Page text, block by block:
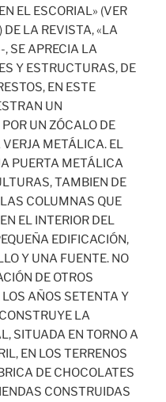
EL ESCORIAL» (VER
LA REVISTA, «LA
SE APRECIA LA
Y ESTRUCTURAS, DE
EN ESTE
UN
UN ZÓCALO DE
METÁLICA. EL
PUERTA METÁLICA
TAMBIEN DE
COLUMNAS QUE
EL INTERIOR DEL
EDIFICACIÓN,
Y UNA FUENTE. NO
DE OTROS
AÑOS SETENTA Y
LA
SITUADA EN TORNO A
EN LOS TERRENOS
DE CHOCOLATES
CONSTRUIDAS